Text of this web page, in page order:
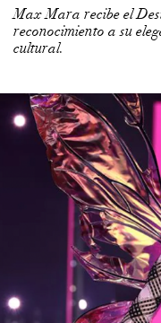
Max Mara recibe el
reconocimiento a su
cultural.